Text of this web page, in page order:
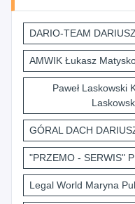
DARIO-TEAM
AMWIK Łukasz
Paweł Laskowski
GÓRAL DACH
"PRZEMO - SERWIS"
Legal World Maryna